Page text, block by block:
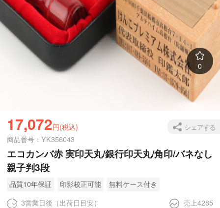
0
17,072円(税込)
シェアする
商品番号：YK356043
エコカンバ赤 実印天丸/銀行印天丸/角印/バネなし
親子判3段
品質10年保証 印影校正可能
無料ケース付き
3営業日後（出荷日目安）
売上4285